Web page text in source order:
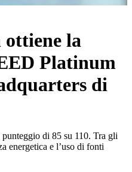
la
Platinum
di
di 85 su 110. Tra gli
energetica e l’uso di fonti